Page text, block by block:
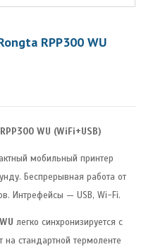
RPP300 WU
WU (WiFi+USB)
мобильный принтер
Беспрерывная работа от
Интрефейсы — USB, Wi-Fi.
легко синхронизируется с
на стандартной термоленте